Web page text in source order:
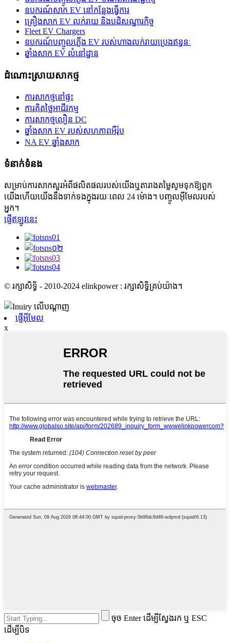
ឧបករណ៍សាក EV នៅកន្លែងធ្វើការ
គ្រឿងសាក EV លក់រាយ និងបដិសណ្ឋារកិច្ច
Fleet EV Chargers
ឧបករណ៍បញ្ចូលភ្លើង EV របស់ហាងលក់រាយប្រេងឥន្ធនៈ
ឆ្នាំងសាក EV លំនៅដ្ឋាន
ដំណោះស្រាយសាកថ្ម
ការសាកថ្មនៅផ្ទះ
ការគិតថ្លៃអាជីវកម្ម
ការសាកថ្មលឿន DC
ឆ្នាំងសាក EV របស់សហភាពអឺរ៉ុប
NA EV ឆ្នាំងសាក
ទំនាក់ទំនង
សម្រាប់ការសាកសួរអំពីផលិតផលរបស់យើងឬតារាងតម្លៃសូមទុកឱ្យពួក
យើងហើយយើងនឹងទាក់ទងក្នុងរយៈពេល 24 ម៉ោង។ បញ្ចូលអ៊ីមែលរបស់
អ្នក។
ផ្ញើឥឡូវនេះ
© រក្សាសិទ្ធិ - 2010-2024 elinkpower : រក្សាសិទ្ធិគ្រប់យ៉ាង។
ផ្ញើអ៊ីមែល
x
ចុច Enter ដើម្បីស្វែងរក ឬ ESC
ដើម្បីបិទ